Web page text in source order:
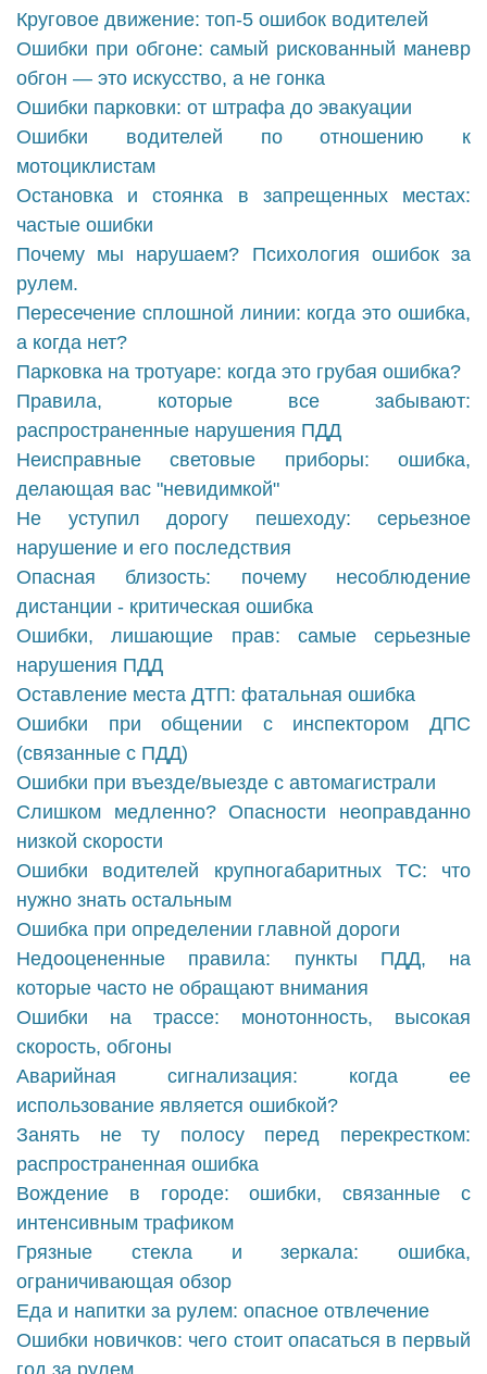
Круговое движение: топ-5 ошибок водителей
Ошибки при обгоне: самый рискованный маневр
обгон — это искусство, а не гонка
Ошибки парковки: от штрафа до эвакуации
Ошибки водителей по отношению к
мотоциклистам
Остановка и стоянка в запрещенных местах:
частые ошибки
Почему мы нарушаем? Психология ошибок за
рулем.
Пересечение сплошной линии: когда это ошибка,
а когда нет?
Парковка на тротуаре: когда это грубая ошибка?
Правила, которые все забывают:
распространенные нарушения ПДД
Неисправные световые приборы: ошибка,
делающая вас "невидимкой"
Не уступил дорогу пешеходу: серьезное
нарушение и его последствия
Опасная близость: почему несоблюдение
дистанции - критическая ошибка
Ошибки, лишающие прав: самые серьезные
нарушения ПДД
Оставление места ДТП: фатальная ошибка
Ошибки при общении с инспектором ДПС
(связанные с ПДД)
Ошибки при въезде/выезде с автомагистрали
Слишком медленно? Опасности неоправданно
низкой скорости
Ошибки водителей крупногабаритных ТС: что
нужно знать остальным
Ошибка при определении главной дороги
Недооцененные правила: пункты ПДД, на
которые часто не обращают внимания
Ошибки на трассе: монотонность, высокая
скорость, обгоны
Аварийная сигнализация: когда ее
использование является ошибкой?
Занять не ту полосу перед перекрестком:
распространенная ошибка
Вождение в городе: ошибки, связанные с
интенсивным трафиком
Грязные стекла и зеркала: ошибка,
ограничивающая обзор
Еда и напитки за рулем: опасное отвлечение
Ошибки новичков: чего стоит опасаться в первый
год за рулем